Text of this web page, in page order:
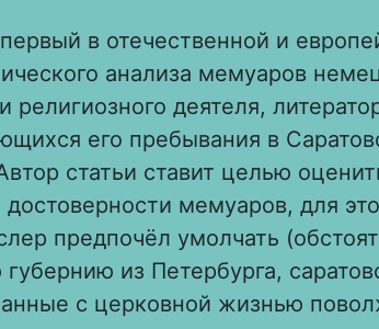
в отечественной и
анализа мемуаров
деятеля,
его пребывания в
статьи ставит целью
мемуаров, для
предпочёл умолчать
из Петербурга,
с церковной жизнью